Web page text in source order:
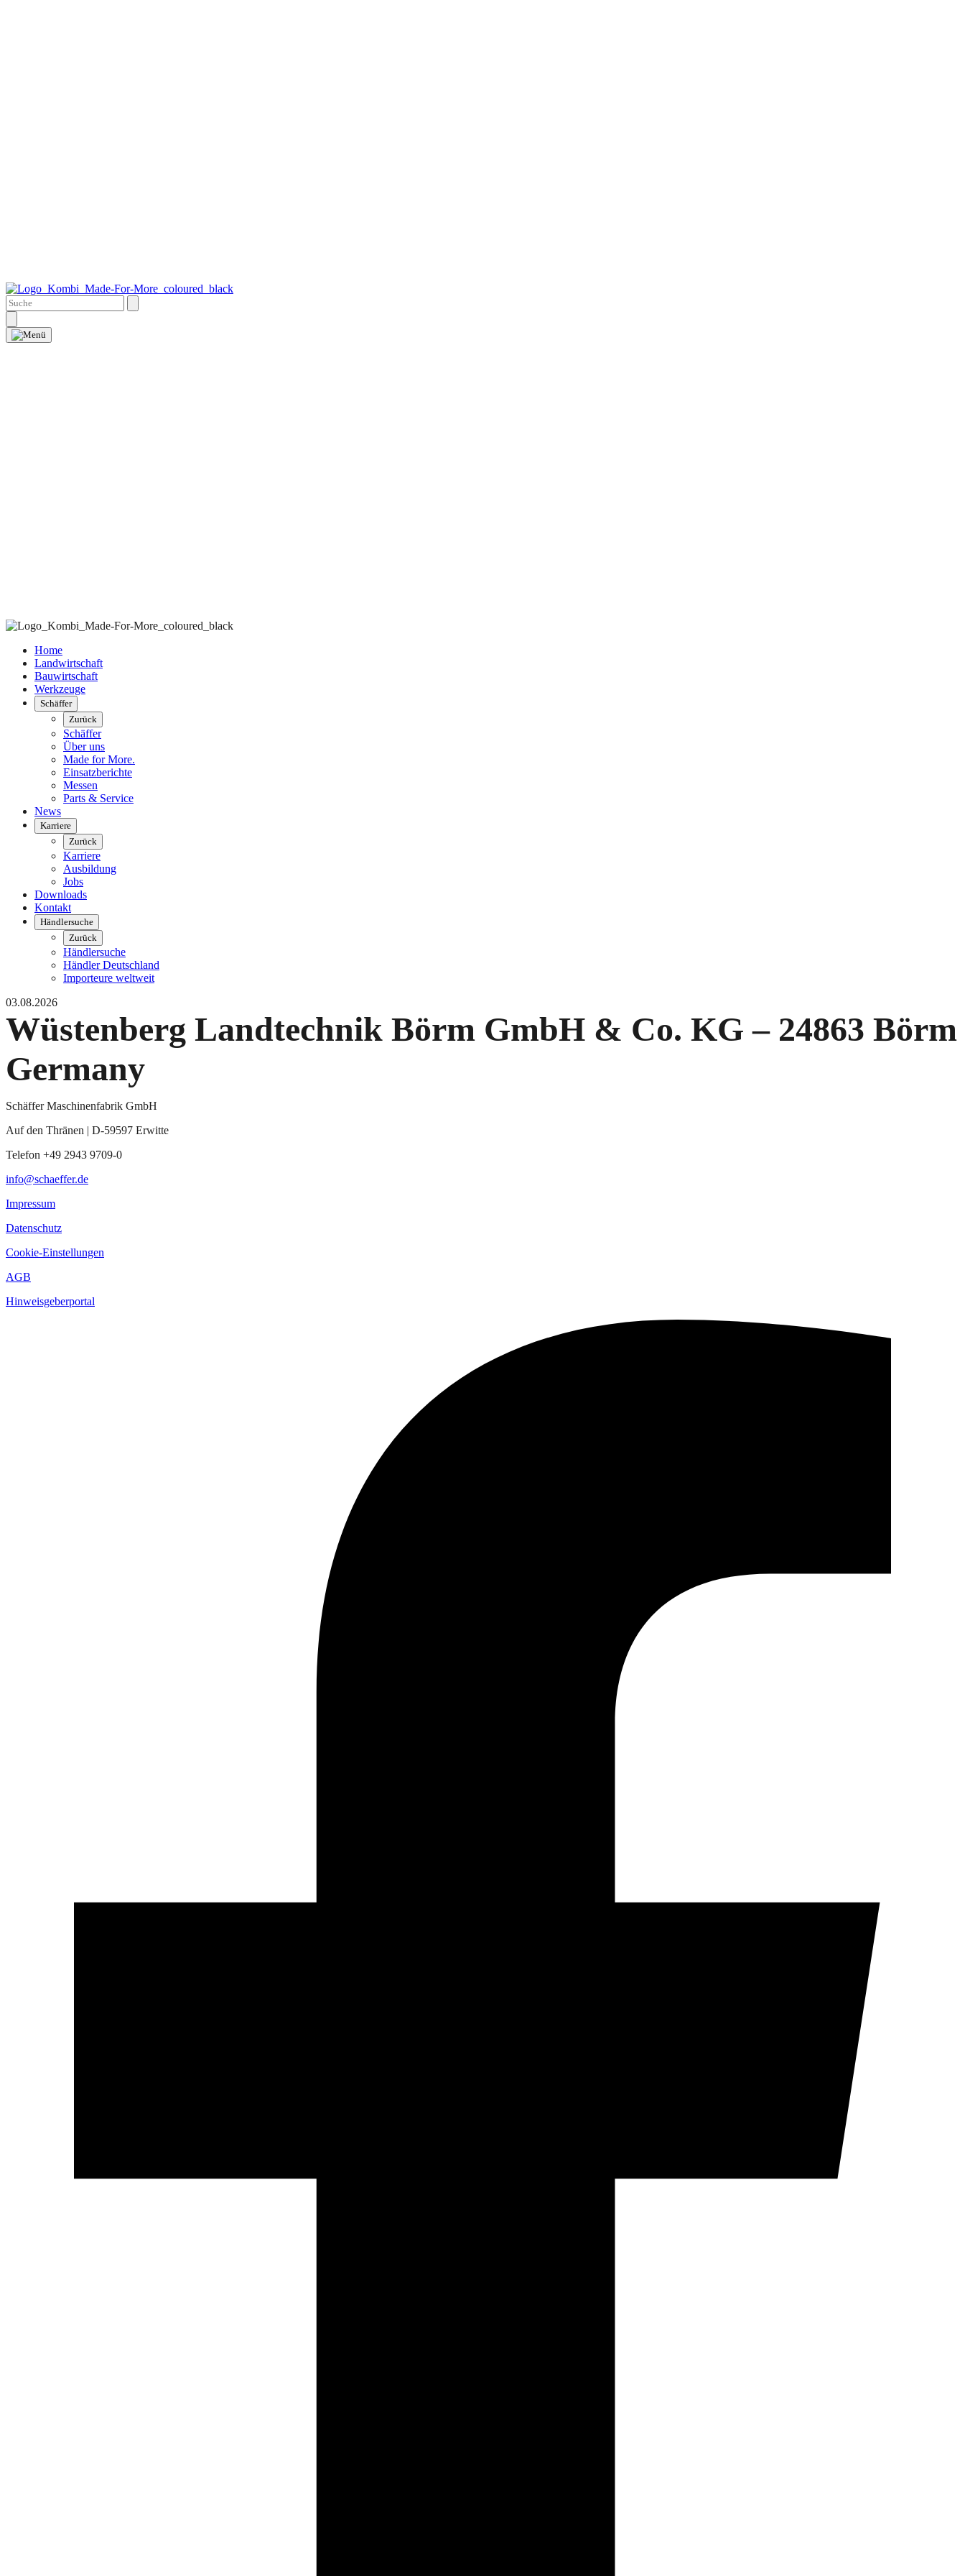
Home
Landwirtschaft
Bauwirtschaft
Werkzeuge
Schäffer
Zurück
Schäffer
Über uns
Made for More.
Einsatzberichte
Messen
Parts & Service
News
Karriere
Zurück
Karriere
Ausbildung
Jobs
Downloads
Kontakt
Händlersuche
Zurück
Händlersuche
Händler Deutschland
Importeure weltweit
03.08.2026
Wüstenberg Landtechnik Börm GmbH & Co. KG – 24863 Börm
Germany
Schäffer Maschinenfabrik GmbH
Auf den Thränen | D-59597 Erwitte
Telefon +49 2943 9709-0
info@schaeffer.de
Impressum
Datenschutz
Cookie-Einstellungen
AGB
Hinweisgeberportal